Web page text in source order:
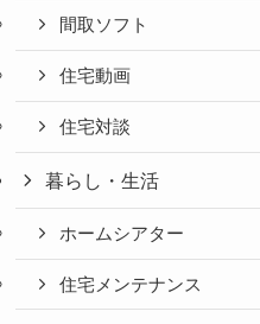
間取ソフト
住宅動画
住宅対談
暮らし・生活
ホームシアター
住宅メンテナンス